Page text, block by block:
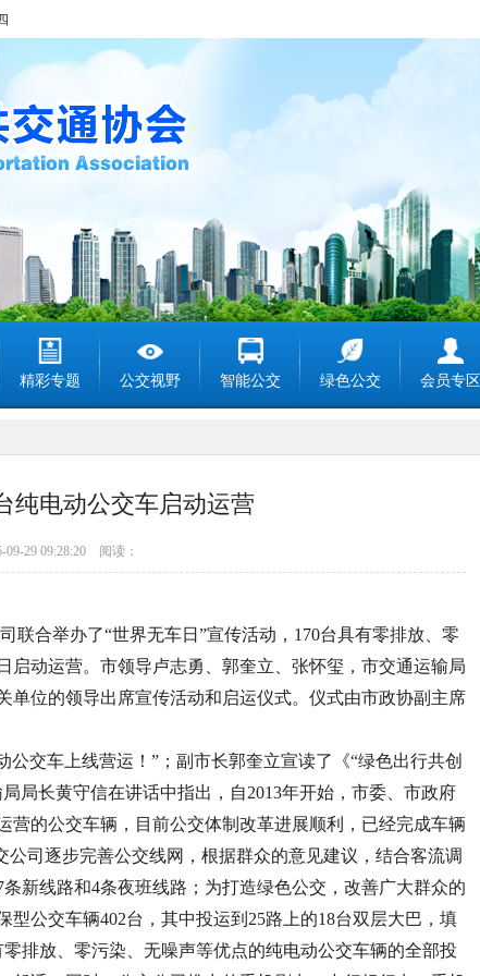
精彩专题 公交视野 智能公交 绿色公交 会员专区
纯电动公交车启动运营
09-29 09:28:20 阅读：
合举办了“世界无车日”宣传活动，170台具有零排放、零
启动运营。市领导卢志勇、郭奎立、张怀玺，市交通运输局
单位的领导出席宣传活动和启运仪式。仪式由市政协副主席
交车上线营运！”；副市长郭奎立宣读了《“绿色出行共创
局长黄守信在讲话中指出，自2013年开始，市委、市政府
营的公交车辆，目前公交体制改革进展顺利，已经完成车辆
公司逐步完善公交线网，根据群众的意见建议，结合客流调
新线路和4条夜班线路；为打造绿色公交，改善广大群众的
公交车辆402台，其中投运到25路上的18台双层大巴，填
排放、零污染、无噪声等优点的纯电动公交车辆的全部投